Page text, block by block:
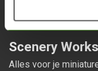
Scenery
Alles voor je